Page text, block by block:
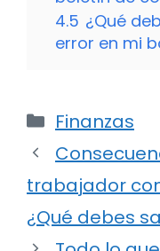
4.5 ¿Qué
error en mi
Categorías
Finanzas
trabajador
¿Qué debes